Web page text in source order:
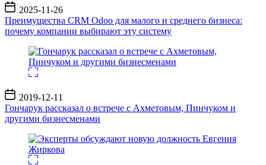
Дата
записи
2025-11-26
Преимущества CRM Odoo для малого и среднего бизнеса:
почему компании выбирают эту систему
Дата
записи
2019-12-11
Гончарук рассказал о встрече с Ахметовым, Пинчуком и
другими бизнесменами